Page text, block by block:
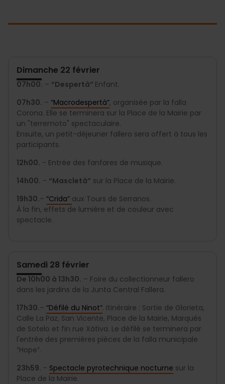
Dimanche 22 février
07h00. – “Despertà” Enfant.
07h30. – “Macrodespertà”, organisée par la falla
Corona. Elle se terminera sur la Place de la Mairie par
un "terremoto" spectaculaire.
Ensuite, un petit-déjeuner fallero sera offert à tous les
participants.
12h00. - Entrée des fanfares de musique.
14h00. - “Mascletà” sur la Place de la Mairie.
19h30.– “Crida” aux Tours de Serranos.
À la fin, effets de lumière et de couleur avec
spectacle.
Samedi 28 février
De 10h00 à 13h30. – Foire du collectionneur fallero
dans les jardins de la Junta Central Fallera.
17h30.– “Défilé du Ninot”. Itinéraire : Sortie de Glorieta,
Calle La Paz, San Vicente, Place de la Mairie, Marqués
de Sotelo et fin rue Xátiva. Le défilé se terminera par
l'entrée des premières pièces de la falla municipale
“Hope”.
23h59. – Spectacle pyrotechnique nocturne sur la
Place de la Mairie.